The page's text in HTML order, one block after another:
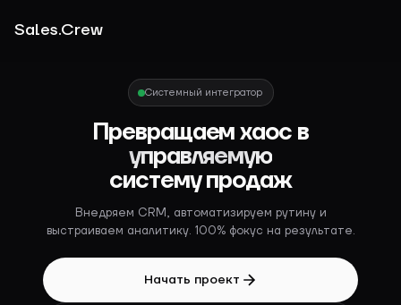
Sales.Crew
Системный интегратор
Превращаем хаос в
управляемую
систему продаж
Внедряем CRM, автоматизируем рутину и
выстраиваем аналитику. 100% фокус на результате.
Начать проект